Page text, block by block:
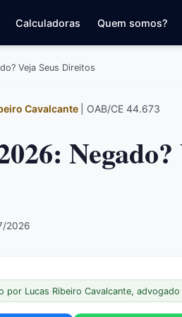
Calculadoras Quem somos?
Veja Seus Direitos
Cavalcante | OAB/CE 44.673
2026
por Lucas Ribeiro Cavalcante,